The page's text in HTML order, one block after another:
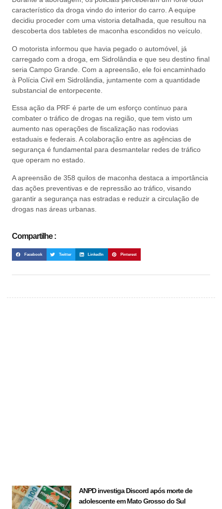
característico da droga vindo do interior do carro. A equipe
decidiu proceder com uma vistoria detalhada, que resultou na
descoberta dos tabletes de maconha escondidos no veículo.
O motorista informou que havia pegado o automóvel, já
carregado com a droga, em Sidrolândia e que seu destino final
seria Campo Grande. Com a apreensão, ele foi encaminhado
à Polícia Civil em Sidrolândia, juntamente com a quantidade
substancial de entorpecente.
Essa ação da PRF é parte de um esforço contínuo para
combater o tráfico de drogas na região, que tem visto um
aumento nas operações de fiscalização nas rodovias
estaduais e federais. A colaboração entre as agências de
segurança é fundamental para desmantelar redes de tráfico
que operam no estado.
A apreensão de 358 quilos de maconha destaca a importância
das ações preventivas e de repressão ao tráfico, visando
garantir a segurança nas estradas e reduzir a circulação de
drogas nas áreas urbanas.
Compartilhe :
Facebook Twitter LinkedIn Pinterest
ANPD investiga Discord após morte de
adolescente em Mato Grosso do Sul